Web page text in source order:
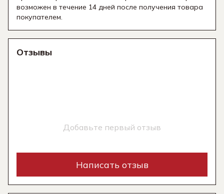
возможен в течение 14 дней после получения товара
покупателем.
Отзывы
Добавьте первый отзыв
Написать отзыв